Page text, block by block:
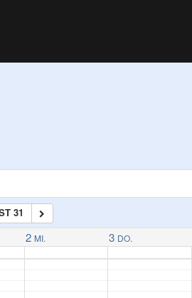
31
2 MI. 3 DO.